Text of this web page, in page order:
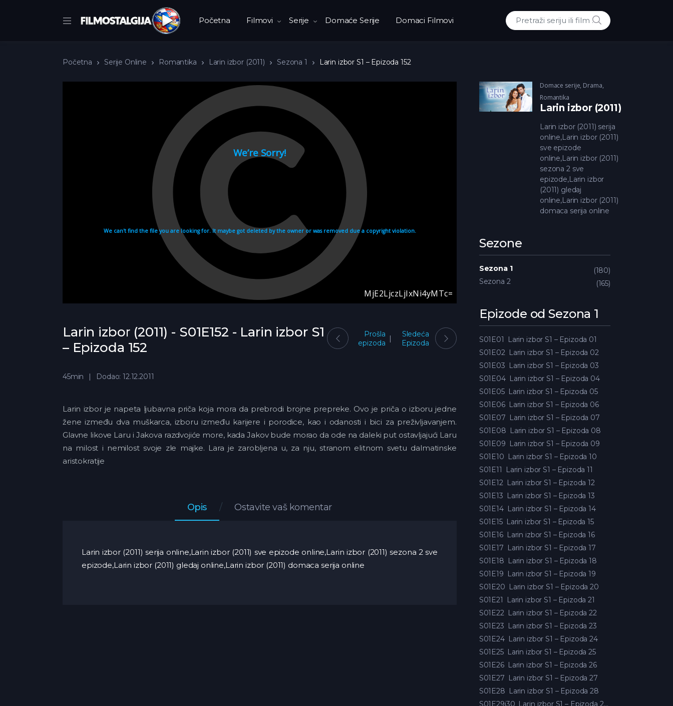
Početna Filmovi Serije Domaće Serije Domaci Filmovi
Traži:
POTRAZI
Početna Serije Online Romantika Larin izbor (2011) Sezona 1 Larin izbor S1 – Epizoda 152
Larin izbor (2011) - S01E152 - Larin izbor S1
– Epizoda 152
Prošla
epizoda
Sledeća
Epizoda
45min Dodao: 12.12.2011
Larin izbor je napeta ljubavna priča koja mora da prebrodi brojne prepreke. Ovo je priča o izboru jedne
žene između dva muškarca, izboru između karijere i porodice, kao i odanosti i bici za preživljavanjem.
Glavne likove Laru i Jakova razdvojiće more, kada Jakov bude morao da ode na daleki put ostavljajući Laru
na milost i nemilost svoje zle majke. Lara je zarobljena u, za nju, stranom elitnom svetu dalmatinske
aristokratije
Opis Ostavite vaš komentar
Larin izbor (2011) serija online,Larin izbor (2011) sve epizode online,Larin izbor (2011) sezona 2 sve
epizode,Larin izbor (2011) gledaj online,Larin izbor (2011) domaca serija online
Domace serije, Drama,
Romantika
Larin izbor (2011)
Larin izbor (2011) serija
online,Larin izbor (2011)
sve epizode
online,Larin izbor (2011)
sezona 2 sve
epizode,Larin izbor
(2011) gledaj
online,Larin izbor (2011)
domaca serija online
Sezone
Sezona 1
180
Sezona 2
165
Epizode od Sezona 1
S01E01
Larin izbor S1 – Epizoda 01
S01E02 Larin izbor S1 – Epizoda 02
S01E03 Larin izbor S1 – Epizoda 03
S01E04 Larin izbor S1 – Epizoda 04
S01E05 Larin izbor S1 – Epizoda 05
S01E06 Larin izbor S1 – Epizoda 06
S01E07 Larin izbor S1 – Epizoda 07
S01E08 Larin izbor S1 – Epizoda 08
S01E09 Larin izbor S1 – Epizoda 09
S01E10 Larin izbor S1 – Epizoda 10
S01E11
Larin izbor S1 – Epizoda 11
S01E12 Larin izbor S1 – Epizoda 12
S01E13 Larin izbor S1 – Epizoda 13
S01E14 Larin izbor S1 – Epizoda 14
S01E15 Larin izbor S1 – Epizoda 15
S01E16 Larin izbor S1 – Epizoda 16
S01E17 Larin izbor S1 – Epizoda 17
S01E18 Larin izbor S1 – Epizoda 18
S01E19 Larin izbor S1 – Epizoda 19
S01E20 Larin izbor S1 – Epizoda 20
S01E21
Larin izbor S1 – Epizoda 21
S01E22 Larin izbor S1 – Epizoda 22
S01E23 Larin izbor S1 – Epizoda 23
S01E24 Larin izbor S1 – Epizoda 24
S01E25 Larin izbor S1 – Epizoda 25
S01E26 Larin izbor S1 – Epizoda 26
S01E27 Larin izbor S1 – Epizoda 27
S01E28 Larin izbor S1 – Epizoda 28
S01E29i30
Larin izbor S1 – Epizoda 29 i 30